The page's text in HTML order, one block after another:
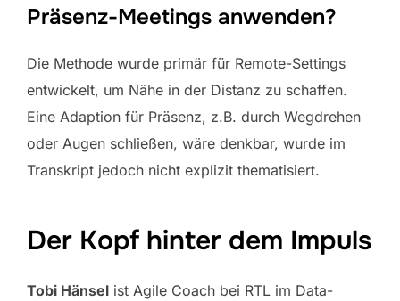
Präsenz-Meetings anwenden?
Die Methode wurde primär für Remote-Settings
entwickelt, um Nähe in der Distanz zu schaffen.
Eine Adaption für Präsenz, z.B. durch Wegdrehen
oder Augen schließen, wäre denkbar, wurde im
Transkript jedoch nicht explizit thematisiert.
Der Kopf hinter dem Impuls
Tobi Hänsel ist Agile Coach bei RTL im Data-